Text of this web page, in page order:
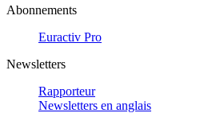
Abonnements
Euractiv Pro
Newsletters
Rapporteur
Newsletters en anglais